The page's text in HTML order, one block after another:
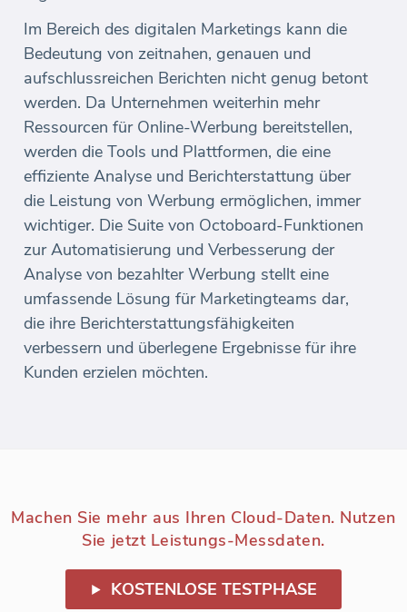
Im Bereich des digitalen Marketings kann die
Bedeutung von zeitnahen, genauen und
aufschlussreichen Berichten nicht genug betont
werden. Da Unternehmen weiterhin mehr
Ressourcen für Online-Werbung bereitstellen,
werden die Tools und Plattformen, die eine
effiziente Analyse und Berichterstattung über
die Leistung von Werbung ermöglichen, immer
wichtiger. Die Suite von Octoboard-Funktionen
zur Automatisierung und Verbesserung der
Analyse von bezahlter Werbung stellt eine
umfassende Lösung für Marketingteams dar,
die ihre Berichterstattungsfähigkeiten
verbessern und überlegene Ergebnisse für ihre
Kunden erzielen möchten.
Machen Sie mehr aus Ihren Cloud-Daten. Nutzen
Sie jetzt Leistungs-Messdaten.
KOSTENLOSE TESTPHASE